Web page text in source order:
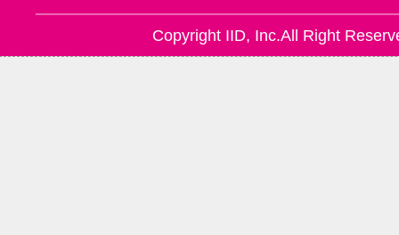
Copyright IID, Inc.All Right